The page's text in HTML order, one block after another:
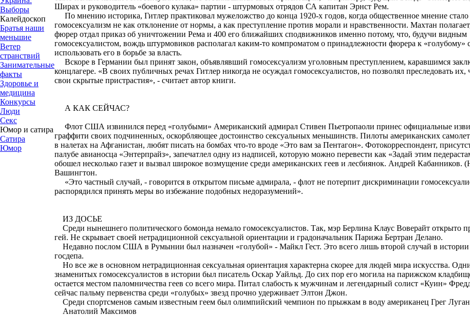
Выборы
Калейдоскоп
Братья наши
меньшие
Ветер
странствий
Занимательные
факты
Здоровье и
медицина
Конкурсы
Люди
Секс
Юмор и сатира
Сатира
Юмор
Ширах и руководитель «боевого кулака» партии - штурмовых отрядов СА капитан Эрнст Рем.
По мнению историка, Гитлер практиковал мужеложство до конца 1920-х годов, когда общественное мнение
гомосексуализм не как отклонение от нормы, а как преступление против морали и нравственности. Махтан
фюрер отдал приказ об уничтожении Рема и 400 его ближайших сподвижников именно потому, что, будучи видным
гомосексуалистом, вождь штурмовиков располагал каким-то компроматом о принадлежности фюрера к «голубому»
использовать его в борьбе за власть.
Вскоре в Германии был принят закон, объявлявший гомосексуализм уголовным преступлением, каравшимся
концлагере. «В своих публичных речах Гитлер никогда не осуждал гомосексуалистов, но позволял преследовать их,
свои скрытые пристрастия», - считает автор книги.
А КАК СЕЙЧАС?
Флот США извинился перед «голубыми» Американский адмирал Стивен Пьетропаоли принес официальные
граффити своих подчиненных, оскорбляющее достоинство сексуальных меньшинств. Пилоты американских
в налетах на Афганистан, любят писать на бомбах что-то вроде «Это вам за Пентагон». Фотокорреспондент,
палубе авианосца «Энтерпрайз», запечатлел одну из надписей, которую можно перевести как «Задай этим
обошел несколько газет и вызвал широкое возмущение среди американских геев и лесбиянок. Андрей Кабанников.
Вашингтон.
«Это частный случай, - говорится в открытом письме адмирала, - флот не потерпит дискриминации
распорядился принять меры во избежание подобных недоразумений».
ИЗ ДОСЬЕ
Среди нынешнего политического бомонда немало гомосексуалистов. Так, мэр Берлина Клаус Воверайт открыто
гей. Не скрывает своей нетрадиционной сексуальной ориентации и градоначальник Парижа Бертран Делано.
Недавно послом США в Румынии был назначен «голубой» - Майкл Гест. Это всего лишь второй случай в истории
госдепа.
Но все же в основном нетрадиционная сексуальная ориентация характерна скорее для людей мира искусства.
знаменитых гомосексуалистов в истории был писатель Оскар Уайльд. До сих пор его могила на парижском
остается местом паломничества геев со всего мира. Питал слабость к мужчинам и легендарный солист «Куин»
сейчас пальму первенства среди «голубых» звезд прочно удерживает Элтон Джон.
Среди спортсменов самым известным геем был олимпийский чемпион по прыжкам в воду американец Грег
Анатолий Максимов